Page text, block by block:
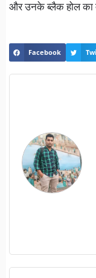
और उनके ब्लैक होल का
Facebook